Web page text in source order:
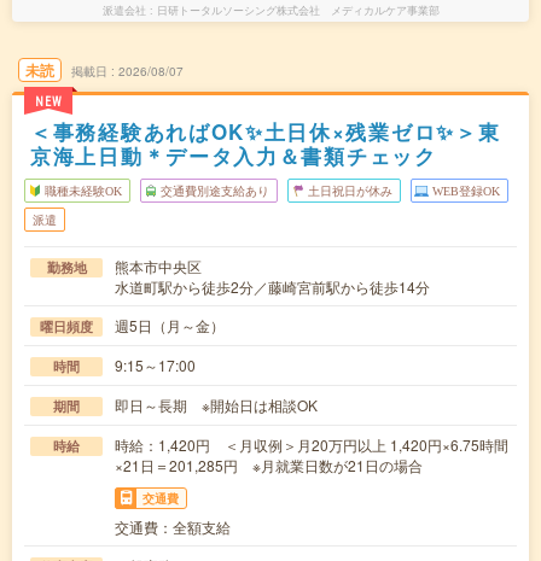
派遣会社 日研トータルソーシング株式会社 メディカルケア事業部
未読
NEW
掲載日 2026/08/07
＜事務経験あればOK✨土日休×残業ゼロ✨＞東
京海上日動＊データ入力＆書類チェック
職種未経験OK 交通費別途支給あり 土日祝日が休み WEB登録OK
派遣
勤務地
熊本市中央区
水道町駅から徒歩2分／藤崎宮前駅から徒歩14分
曜日頻度 週5日（月～金）
時間 9:15～17:00
期間 即日～長期 ※開始日は相談OK
時給
時給：1,420円 ＜月収例＞月20万円以上 1,420円×6.75時間
×21日＝201,285円 ※月就業日数が21日の場合
交通費
交通費：全額支給